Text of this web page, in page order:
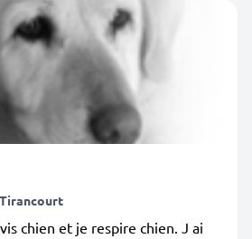
Tirancourt
chien et je respire chien. J ai